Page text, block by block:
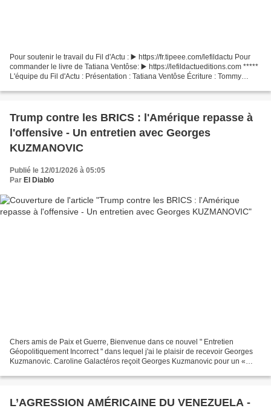
Pour soutenir le travail du Fil d'Actu : ▶️ https://fr.tipeee.com/lefildactu Pour
commander le livre de Tatiana Ventôse: ▶️ https://lefildactueditions.com *****
L'équipe du Fil d'Actu : Présentation : Tatiana Ventôse Écriture : Tommy
Trump contre les BRICS : l'Amérique repasse à
l'offensive - Un entretien avec Georges
KUZMANOVIC
Publié le 12/01/2026 à 05:05
Par El Diablo
Chers amis de Paix et Guerre, Bienvenue dans ce nouvel " Entretien
Géopolitiquement Incorrect " dans lequel j'ai le plaisir de recevoir Georges
Kuzmanovic. Caroline Galactéros reçoit Georges Kuzmanovic pour un «
L’AGRESSION AMÉRICAINE DU VENEZUELA -